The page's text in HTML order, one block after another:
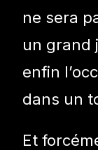
ne sera
un grand
enfin
dans un
Et